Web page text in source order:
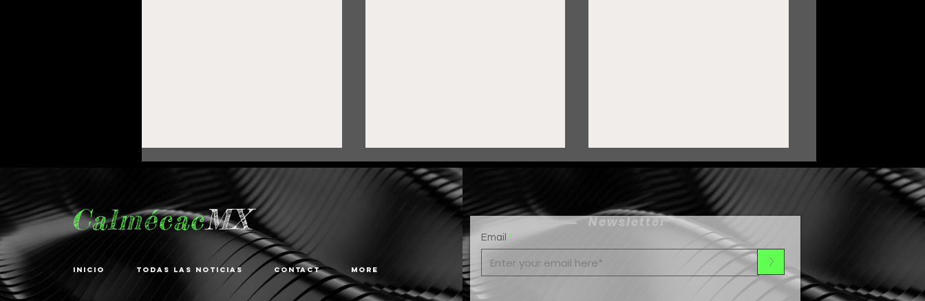
Fortalece Gobierno de
Gobierno de Pepe Saldívar
Fortalece Zacatecas lazos
CalmécacMX
Inicio Todas las noticias Contact More
Newsletter
Email
>